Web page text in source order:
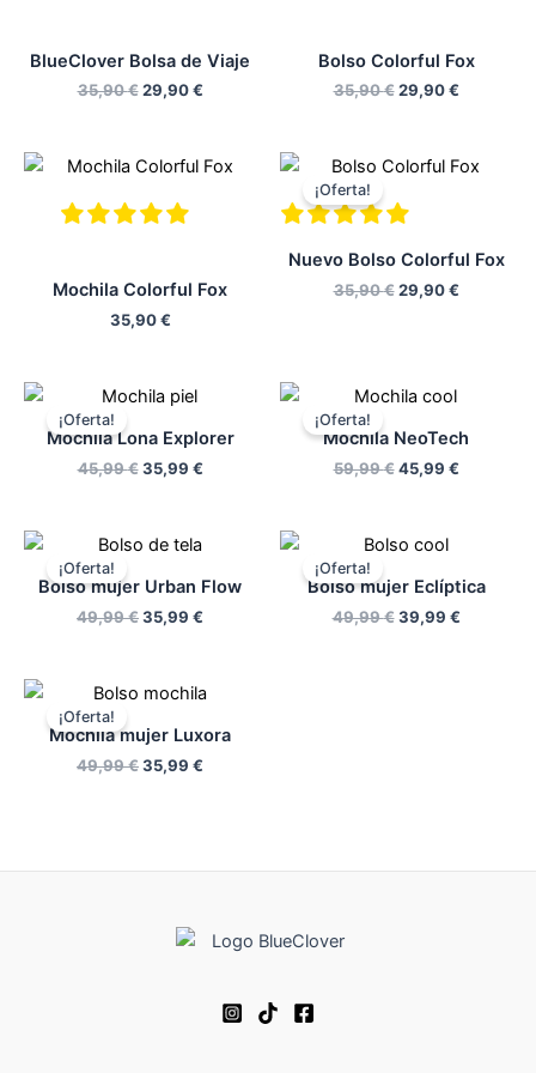
BlueClover Bolsa de Viaje
35,90€ 29,90€
Bolso Colorful Fox
35,90€ 29,90€
Mochila Colorful Fox
35,90€
¡Oferta!
Nuevo Bolso Colorful Fox
35,90€
El
original
era:
29,90€
El
¡Oferta!
Mochila Lona Explorer
45,99€
El
precio
original
45,99 €.
35,99 €
actual
es:
35,99 €.
¡Oferta!
Mochila NeoTech
59,99€
El
original
era:
59,99 €.
45,99 €
actual
45,99 €.
¡Oferta!
Bolso mujer Urban Flow
49,99€
El
original
era:
49,99 €.
35,99 €
actual
es:
¡Oferta!
Bolso mujer Eclíptica
49,99€
El
original
era:
49,99 €.
39,99 €
actual
es:
39,99 €.
¡Oferta!
Mochila mujer Luxora
49,99€
El
original
era:
49,99 €.
35,99 €
El
actual
es: